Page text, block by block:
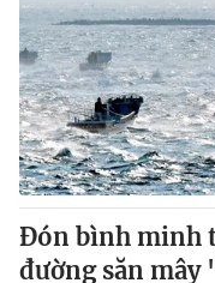
Đón bình minh
đường săn